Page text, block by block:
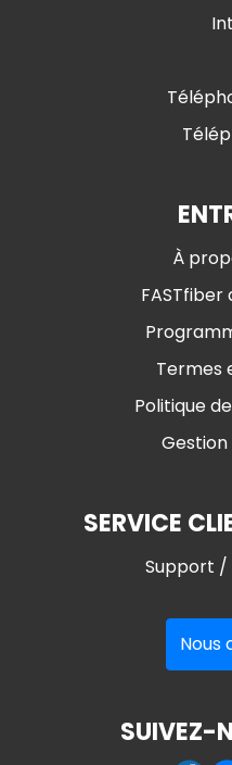
À
FASTfiber
Termes
Politique
Gestion
SERVICE
Support /
Nous
SUIVEZ-